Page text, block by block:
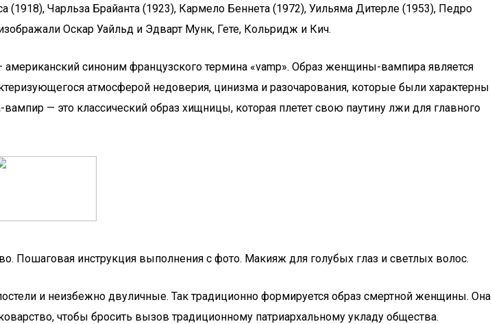
Чарльза Брайанта (1923), Кармело Беннета (1972), Уильяма Дитерле (1953), Педро
Оскар Уайльд и Эдварт Мунк, Гете, Кольридж и Кич.
синоним французского термина «vamp». Образ женщины-вампира является
атмосферой недоверия, цинизма и разочарования, которые были характерны
— это классический образ хищницы, которая плетет свою паутину лжи для главного
Пошаговая инструкция выполнения с фото. Макияж для голубых глаз и светлых волос.
и неизбежно двуличные. Так традиционно формируется образ смертной женщины. Она
чтобы бросить вызов традиционному патриархальному укладу общества.